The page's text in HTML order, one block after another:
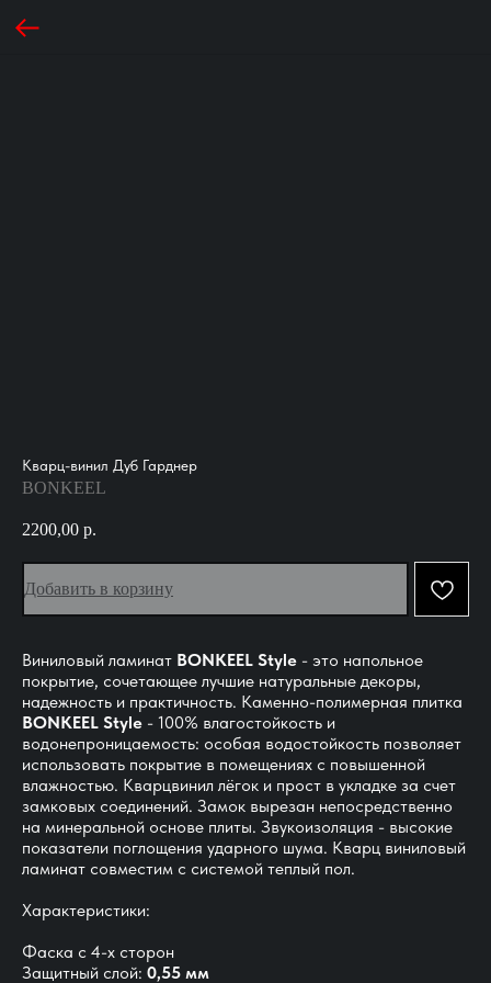
Кварц-винил Дуб Гарднер
BONKEEL
2200,00 р.
Добавить в корзину
Виниловый ламинат BONKEEL Style - это напольное
покрытие, сочетающее лучшие натуральные декоры,
надежность и практичность. Каменно-полимерная плитка
BONKEEL Style - 100% влагостойкость и
водонепроницаемость: особая водостойкость позволяет
использовать покрытие в помещениях с повышенной
влажностью. Кварцвинил лёгок и прост в укладке за счет
замковых соединений. Замок вырезан непосредственно
на минеральной основе плиты. Звукоизоляция - высокие
показатели поглощения ударного шума. Кварц виниловый
ламинат совместим с системой теплый пол.
Характеристики:
Фаска с 4-х сторон
Защитный слой: 0,55 мм